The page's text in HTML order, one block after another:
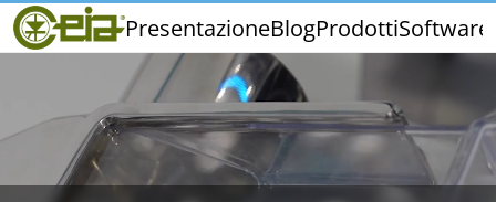
PresentazioneBlogProdottiSoftware
Home
CEIA
Rivenditori
Fiere ed Eventi